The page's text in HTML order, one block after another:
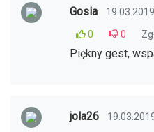
Gosia
0
0
Piękny gest,
jola26